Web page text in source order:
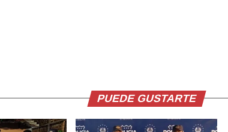
PUEDE GUSTARTE